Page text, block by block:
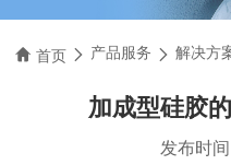
首页 产品服务 解决方
加成型硅胶
发布时间